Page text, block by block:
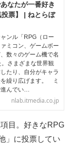
なたが一番好き
票】 | ねとらぼ
ンル「RPG（ロー
ミコン、ゲームボー
数々のゲーム機で名
さまざまな世界観
たり、自分がキャラ
繰り広げます。 ミ
進んでい…
nlab.itmedia.co.jp
目。好きなRPG
」に投票してい